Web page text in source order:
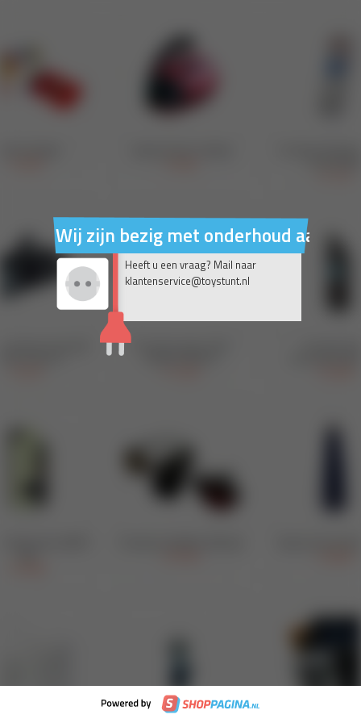
Wij zijn bezig met onderhoud aan
Heeft u een vraag? Mail naar
klantenservice@toystunt.nl